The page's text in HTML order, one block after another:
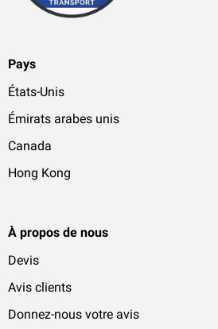
Pays
États-Unis
Émirats arabes unis
Canada
Hong Kong
À propos de nous
Devis
Avis clients
Donnez-nous votre avis